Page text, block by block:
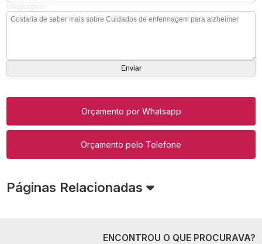
Orçamento por Whatsapp
Orçamento pelo Telefone
Páginas Relacionadas
ENCONTROU O QUE PROCURAVA?